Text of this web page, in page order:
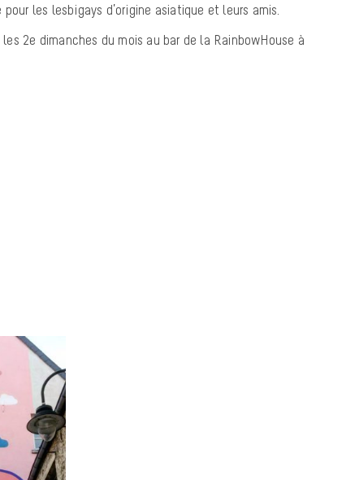
les lesbigays d’origine asiatique et leurs amis.
2e dimanches du mois au bar de la RainbowHouse à